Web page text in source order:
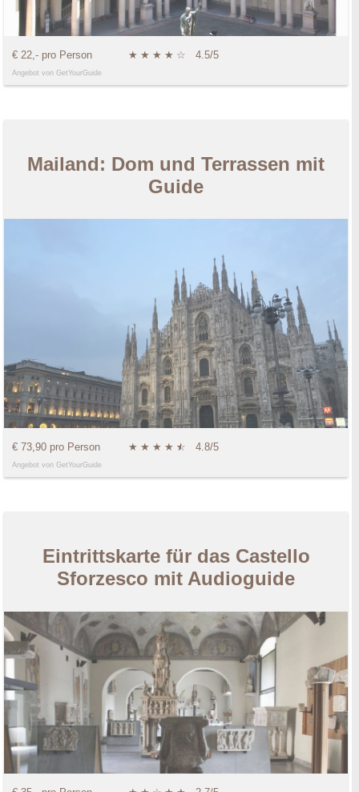
€ 22,- pro Person ★ ★ ★ ★ ☆ 4.5/5
Angebot von GetYourGuide
Mailand: Dom und Terrassen mit
Guide
€ 73,90 pro Person ★ ★ ★ ★ ★
☆ 4.8/5
Angebot von GetYourGuide
Eintrittskarte für das Castello
Sforzesco mit Audioguide